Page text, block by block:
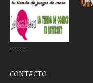
………..
CONTACTO: